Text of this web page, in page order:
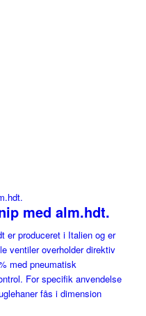
med alm.hdt.
er produceret i Italien og er
ventiler overholder direktiv
med pneumatisk
For specifik anvendelse
fås i dimension